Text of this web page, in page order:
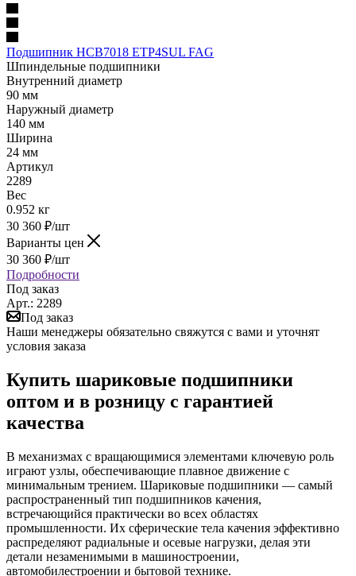
Подшипник HCB7018 ETP4SUL FAG
Шпиндельные подшипники
Внутренний диаметр
90 мм
Наружный диаметр
140 мм
Ширина
24 мм
Артикул
2289
Вес
0.952 кг
30 360 ₽/шт
Варианты цен
30 360 ₽/шт
Подробности
Под заказ
Арт.: 2289
Под заказ
Наши менеджеры обязательно свяжутся с вами и уточнят
условия заказа
Купить шариковые подшипники
оптом и в розницу с гарантией
качества
В механизмах с вращающимися элементами ключевую роль
играют узлы, обеспечивающие плавное движение с
минимальным трением. Шариковые подшипники — самый
распространенный тип подшипников качения,
встречающийся практически во всех областях
промышленности. Их сферические тела качения эффективно
распределяют радиальные и осевые нагрузки, делая эти
детали незаменимыми в машиностроении,
автомобилестроении и бытовой технике.